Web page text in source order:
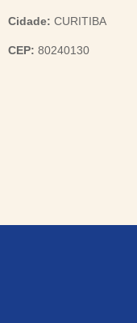
Cidade: CURITIBA
CEP: 80240130